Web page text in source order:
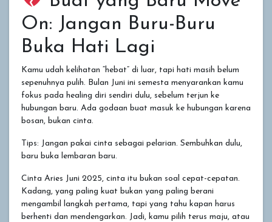
On: Jangan Buru-Buru
Buka Hati Lagi
Kamu udah kelihatan “hebat” di luar, tapi hati masih belum
sepenuhnya pulih. Bulan Juni ini semesta menyarankan kamu
fokus pada healing diri sendiri dulu, sebelum terjun ke
hubungan baru. Ada godaan buat masuk ke hubungan karena
bosan, bukan cinta.
Tips: Jangan pakai cinta sebagai pelarian. Sembuhkan dulu,
baru buka lembaran baru.
Cinta Aries Juni 2025, cinta itu bukan soal cepat-cepatan.
Kadang, yang paling kuat bukan yang paling berani
mengambil langkah pertama, tapi yang tahu kapan harus
berhenti dan mendengarkan. Jadi, kamu pilih terus maju, atau